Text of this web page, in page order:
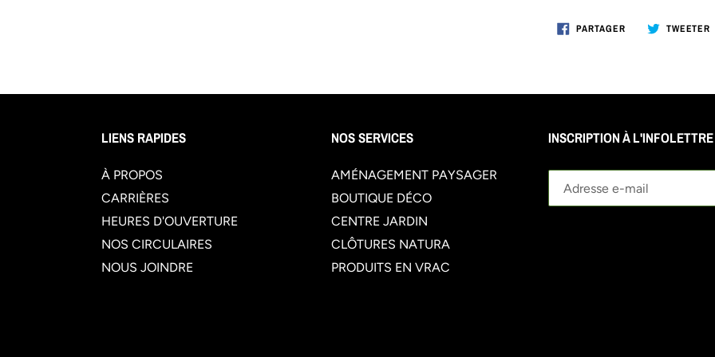
PARTAGERPARTAGER
SUR
TWEETER
LIENS RAPIDES
À PROPOS
CARRIÈRES
HEURES D'OUVERTURE
NOS CIRCULAIRES
NOUS JOINDRE
NOS SERVICES
AMÉNAGEMENT PAYSAGER
BOUTIQUE DÉCO
CENTRE JARDIN
CLÔTURES NATURA
PRODUITS EN VRAC
INSCRIPTION À L'INFOLETTRE